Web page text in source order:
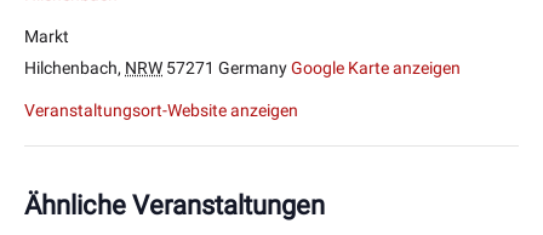
Markt
Hilchenbach, NRW 57271 GermanyGoogle Karte anzeigen
Veranstaltungsort-Website anzeigen
Ähnliche Veranstaltungen